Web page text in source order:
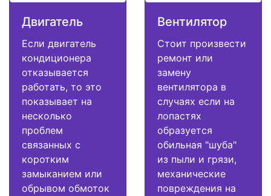
Двигатель
Если двигатель
кондиционера
отказывается
работать, то это
показывает на
несколько
проблем
связанных с
коротким
замыканием или
обрывом обмоток
Вентилятор
Стоит произвести
ремонт или
замену
вентилятора в
случаях если на
лопастях
образуется
обильная "шуба"
из пыли и грязи,
механические
повреждения на